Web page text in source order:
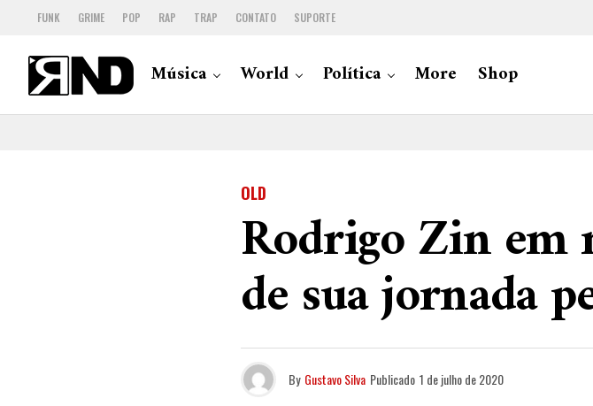
FUNK GRIME POP RAP TRAP CONTATO SUPORTE
Música World Política More Shop
OLD
Rodrigo Zin em
de sua jornada
By Gustavo Silva Publicado 1 de julho de 2020